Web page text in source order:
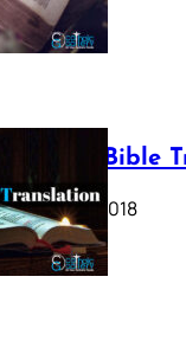
Webster Bible
October 11, 2018